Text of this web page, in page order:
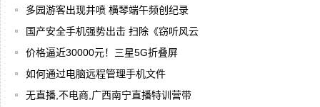
多园游客出现井喷 横琴端午频创纪录
国产安全手机强势出击 扫除《窃听风云
价格逼近30000元！三星5G折叠屏
如何通过电脑远程管理手机文件
无直播,不电商,广西南宁直播特训营带